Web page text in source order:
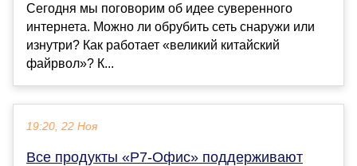
Сегодня мы поговорим об идее суверенного
интернета. Можно ли обрубить сеть снаружи или
изнутри? Как работает «великий китайский
файрвол»? К...
19:20, 22 Ноя
Все продукты «Р7-Офис» поддерживают